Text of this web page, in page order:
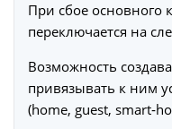
При сбое основного
переключается на
Возможность
привязывать к ним
(home, guest,